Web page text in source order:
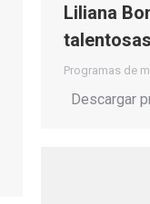
Liliana
talentosas
Programas de
Descargar